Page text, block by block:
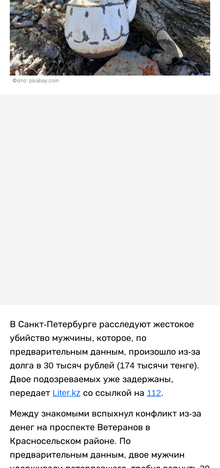
Фото: pixabay.com
В Санкт-Петербурге расследуют жестокое
убийство мужчины, которое, по
предварительным данным, произошло из-за
долга в 30 тысяч рублей (174 тысячи тенге).
Двое подозреваемых уже задержаны,
передает Liter.kz со ссылкой на 112.
Между знакомыми вспыхнул конфликт из-за
денег на проспекте Ветеранов в
Красносельском районе. По
предварительным данным, двое мужчин